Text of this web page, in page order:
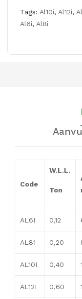
Tags: Al10i, Al12i,
Al6i, Al8i
Code
W.L.L.
Ton
AL6I 0,12
AL81 0,20
AL10I 0,40
AL12I 0,60